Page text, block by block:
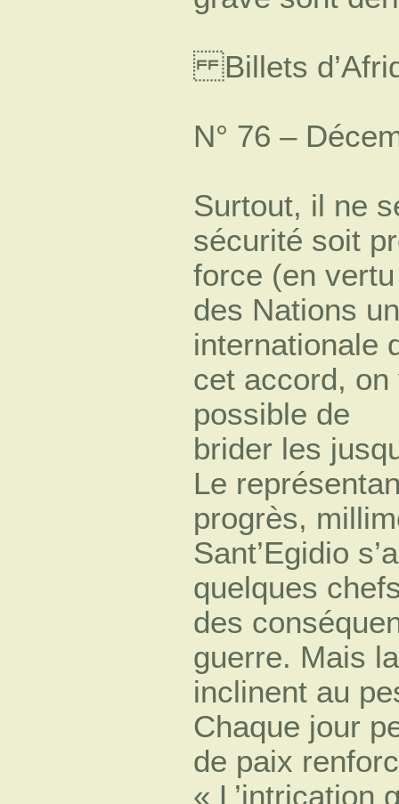
Billets
N° 76 –
Surtout, il ne
sécurité soit
force (en
des Nations
internationale
cet accord,
possible de
brider les
Le
progrès,
Sant’Egidio
quelques
des
guerre. Mais
inclinent au
Chaque jour
de paix
« L’intrication